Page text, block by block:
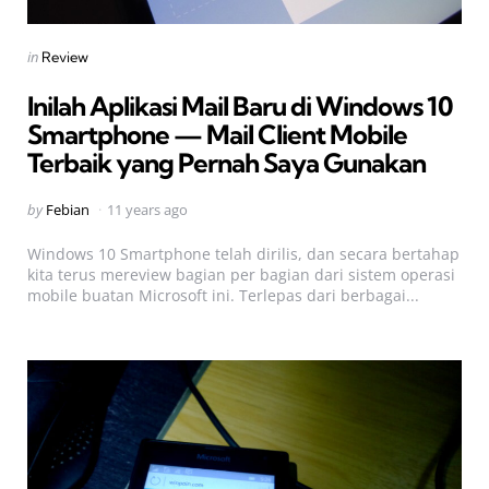
Categories
Posted
in Review
Inilah Aplikasi Mail Baru di Windows 10
Smartphone — Mail Client Mobile
Terbaik yang Pernah Saya Gunakan
Posted
by Febian 11 years ago
Windows 10 Smartphone telah dirilis, dan secara bertahap
kita terus mereview bagian per bagian dari sistem operasi
mobile buatan Microsoft ini. Terlepas dari berbagai...